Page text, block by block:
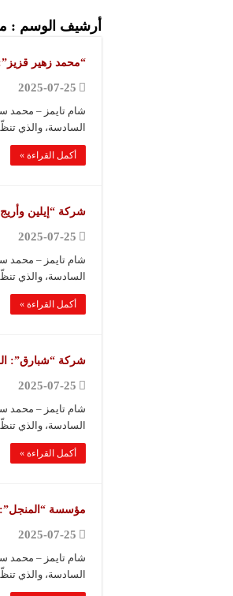
أرشيف الوسم :
“محمد زهير
2025-07-25
شام تايمز – محمد
السادسة، والذي
أكمل القراءة »
شركة “إيلين
2025-07-25
شام تايمز – محمد
السادسة، والذي
أكمل القراءة »
شركة “شبارق”:
2025-07-25
شام تايمز – محمد
السادسة، والذي
أكمل القراءة »
مؤسسة
2025-07-25
شام تايمز – محمد
السادسة، والذي